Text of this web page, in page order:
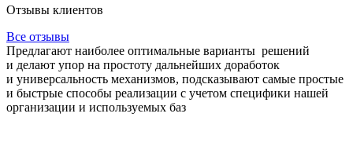
Отзывы клиентов
Все отзывы
Предлагают наиболее оптимальные варианты решений
и делают упор на простоту дальнейших доработок
и универсальность механизмов, подсказывают самые простые
и быстрые способы реализации с учетом специфики нашей
организации и используемых баз